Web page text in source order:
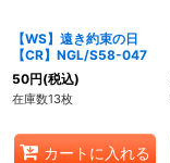
【WS】遠き約束の日
【CR】NGL/S58-047
50円(税込)
在庫数13枚
カートに入れる